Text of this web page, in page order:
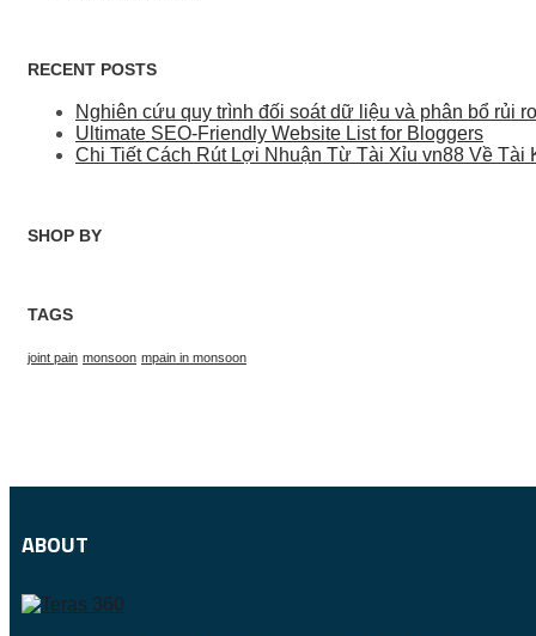
RECENT POSTS
Nghiên cứu quy trình đối soát dữ liệu và phân bổ rủi
Ultimate SEO-Friendly Website List for Bloggers
Chi Tiết Cách Rút Lợi Nhuận Từ Tài Xỉu vn88 Về
SHOP BY
TAGS
joint pain monsoon mpain in monsoon
ABOUT